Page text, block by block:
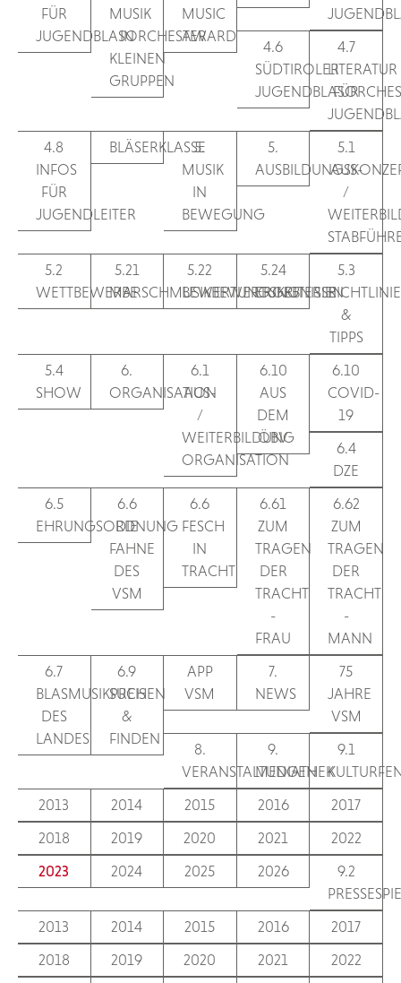
FÜR
JUGENDBLASORCHESTER
MUSIK
IN
KLEINEN
GRUPPEN
MUSIC
AWARD
4.6
SÜDTIROLER
4.7
LITERATUR
FÜR
4.8
INFOS
FÜR
JUGENDLEITER
BLÄSERKLASSE
5.
MUSIK
IN
BEWEGUNG
5.
5.1
AUS-
/
5.2
WETTBEWERBE
5.21
MARSCHMUSIKBEWERTUNG
5.22
BEWERTUNGSKRITERIEN
5.24
ERGEBNISSE
5.3
&
TIPPS
5.4
SHOW
6.
ORGANISATION
6.1
AUS-
/
WEITERBILDUNG
ORGANISATION
6.10
AUS
DEM
ÖBV
6.10
COVID-
19
6.4
DZE
6.5
EHRUNGSORDNUNG
6.6
DIE
FAHNE
DES
VSM
6.6
FESCH
IN
TRACHT
6.61
ZUM
TRAGEN
DER
TRACHT
-
FRAU
6.62
ZUM
TRAGEN
DER
TRACHT
-
MANN
6.7
BLASMUSIKPREIS
DES
LANDES
6.9
SUCHEN
&
FINDEN
APP
VSM
7.
NEWS
75
JAHRE
VSM
8.
VERANSTALTUNGEN
9.
MEDIATHEK
9.1
2013
2014 2015 2016
2017
2018
2019 2020 2021
2022
2023
2024 2025 2026
9.2
2013
2014 2015 2016
2017
2018
2019 2020 2021
2022